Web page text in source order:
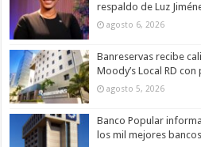
respaldo de Luz
agosto 6, 2026
Banreservas recibe
Moody’s Local RD
agosto 5, 2026
Banco Popular
los mil mejores